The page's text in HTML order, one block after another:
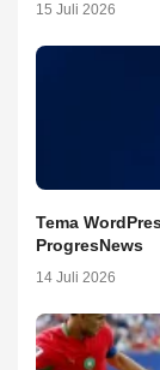
15 Juli 2026
Tema
ProgresNews
14 Juli 2026